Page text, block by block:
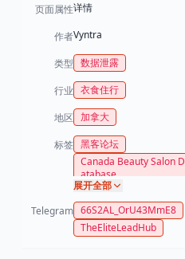
页面属性详情
作者Vyntra
类型 数据泄露
行业 衣食住行
地区 加拿大
标签 黑客论坛
Canada Beauty Salon D
atabase
展开全部
Telegram 66S2AL_OrU43MmE8
TheEliteLeadHub